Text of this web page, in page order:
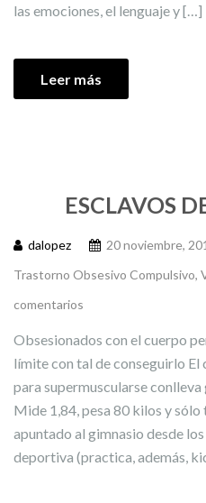
las emociones, el lenguaje y […]
Leer más
ESCLAVOS
dalopez 20 noviembre,
Trastorno Obsesivo Compulsivo,
comentarios
Obsesionados con el cuerpo
límite con tal de conseguirlo El
para supermuscularse
Mide 1,84, pesa 80 kilos y sólo
apuntado al gimnasio desde
deportiva (practica, además,